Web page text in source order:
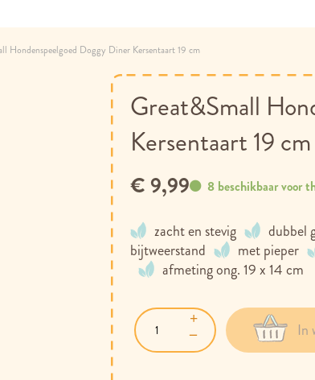
Hondenspeelgoed Doggy Diner Kersentaart 19 cm
Great&Small
Kersentaart 19 cm
zacht en stevig dubbel
bijtweerstand
met pieper
afmeting ong. 19 x 14 cm
8 beschikbaar voor
€ 9,99
In